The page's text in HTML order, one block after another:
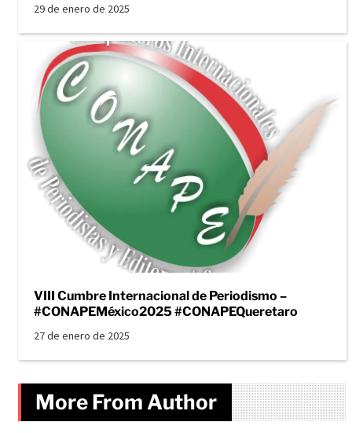
29 de enero de 2025
VIII Cumbre Internacional de Periodismo –
#CONAPEMéxico2025 #CONAPEQueretaro
27 de enero de 2025
More From Author